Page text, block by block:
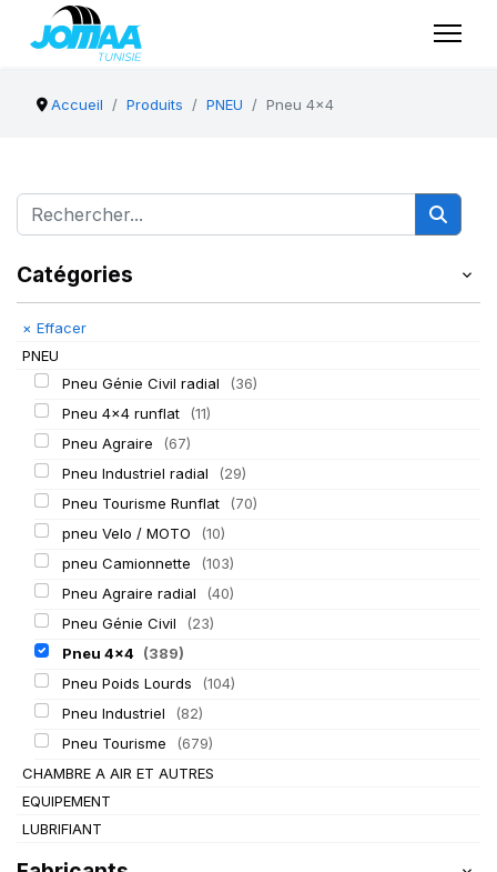
Accueil Produits PNEU Pneu 4x4
Catégories
× Effacer
PNEU
Pneu Génie Civil radial
(36)
Pneu 4x4 runflat
(11)
Pneu Agraire
(67)
Pneu Industriel radial
(29)
Pneu Tourisme Runflat
(70)
pneu Velo / MOTO
(10)
pneu Camionnette
(103)
Pneu Agraire radial
(40)
Pneu Génie Civil
(23)
Pneu 4x4 (389)
Pneu Poids Lourds
(104)
Pneu Industriel
(82)
Pneu Tourisme
(679)
CHAMBRE A AIR ET AUTRES
EQUIPEMENT
LUBRIFIANT